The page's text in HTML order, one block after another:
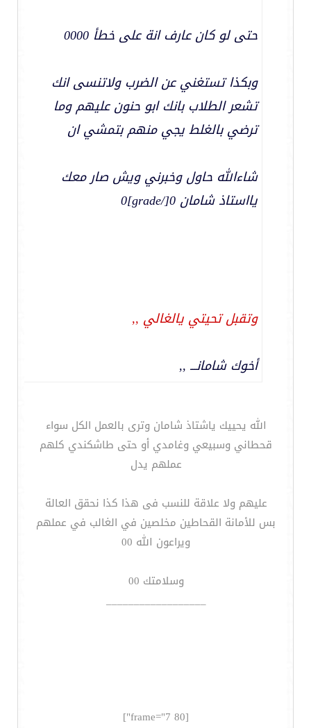
حتى لو كان عارف انة على خطأ 0000
وبكذا تستغني عن الضرب ولاتنسى انك
تشعر الطلاب بانك ابو حنون عليهم وما
ترضي بالغلط يجي منهم بتمشي ان
شاءالله حاول وخبرني ويش صار معك
يااستاذ شامان 0[/grade]0
وتقبل تحيتي يالغالي ,,
أخوك شامانـــ ,,
الله يحييك ياشتاذ شامان وترى بالعمل الكل سواء
قحطاني وسبيعي وغامدي أو حتى طاشكندي كلهم
عملهم يدل
عليهم ولا علاقة للنسب فى هذا كذا نحقق العالة
بس للأمانة القحاطين مخلصين في الغالب في عملهم
ويراعون الله 00
وسلامتك 00
__________________
[frame="7 80"]